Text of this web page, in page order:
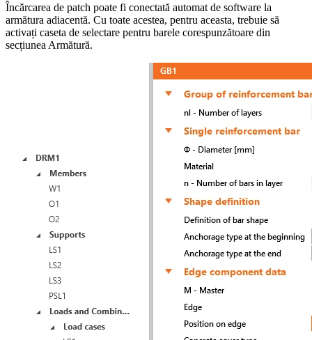
Încărcarea de patch poate fi conectată automat de software la
armătura adiacentă. Cu toate acestea, pentru aceasta, trebuie să
activați caseta de selectare pentru barele corespunzătoare din
secțiunea Armătură.